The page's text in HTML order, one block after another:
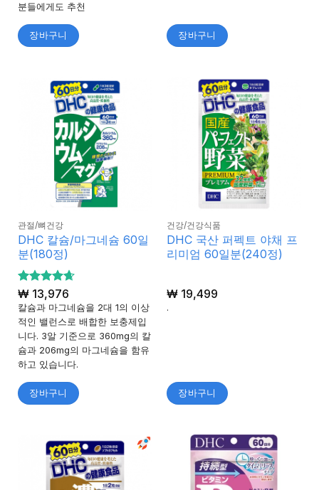
분들에게도 추천
장바구니 장바구니
관절/뼈건강
DHC 칼슘/마그네슘 60일
분(180정)
5 중에서
4.67로 평
가됨
₩13,976
칼슘과 마그네슘을 2대 1의 이상
적인 밸런스로 배합한 보충제입
니다. 3알 기준으로 360mg의 칼
슘과 206mg의 마그네슘을 함유
하고 있습니다.
장바구니
건강/건강식품
DHC 국산 퍼펙트 야채 프
리미엄 60일분(240정)
₩19,499
.
장바구니